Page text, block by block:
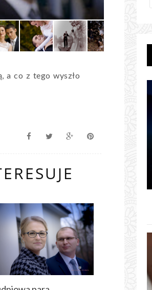
a co z tego wyszło